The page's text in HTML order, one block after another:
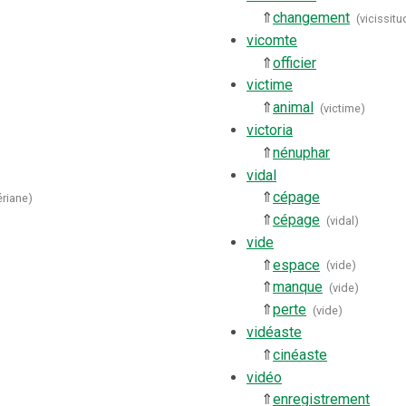
)
⇑changement (
vicomte
⇑officier
victime
⇑animal (victime)
victoria
⇑nénuphar
vidal
⇑cépage
⇑cépage (vidal )
vide
⇑espace (vide)
⇑manque (vide)
⇑perte (vide)
vidéaste
⇑cinéaste
vidéo
⇑enregistrement